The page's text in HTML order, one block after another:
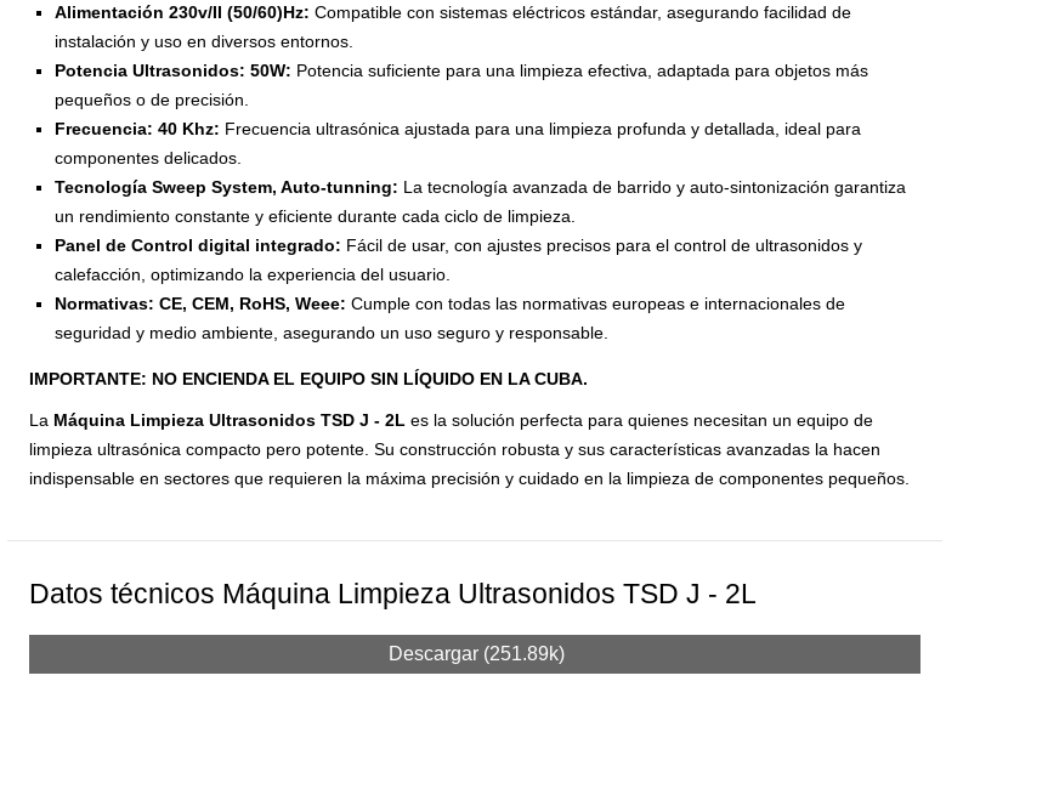
Alimentación 230v/II (50/60)Hz: Compatible con sistemas eléctricos estándar, asegurando facilidad de
instalación y uso en diversos entornos.
Potencia Ultrasonidos: 50W: Potencia suficiente para una limpieza efectiva, adaptada para objetos más
pequeños o de precisión.
Frecuencia: 40 Khz: Frecuencia ultrasónica ajustada para una limpieza profunda y detallada, ideal para
componentes delicados.
Tecnología Sweep System, Auto-tunning: La tecnología avanzada de barrido y auto-sintonización garantiza
un rendimiento constante y eficiente durante cada ciclo de limpieza.
Panel de Control digital integrado: Fácil de usar, con ajustes precisos para el control de ultrasonidos y
calefacción, optimizando la experiencia del usuario.
Normativas: CE, CEM, RoHS, Weee: Cumple con todas las normativas europeas e internacionales de
seguridad y medio ambiente, asegurando un uso seguro y responsable.
IMPORTANTE: NO ENCIENDA EL EQUIPO SIN LÍQUIDO EN LA CUBA.
La Máquina Limpieza Ultrasonidos TSD J - 2L es la solución perfecta para quienes necesitan un equipo de
limpieza ultrasónica compacto pero potente. Su construcción robusta y sus características avanzadas la hacen
indispensable en sectores que requieren la máxima precisión y cuidado en la limpieza de componentes pequeños.
Datos técnicos Máquina Limpieza Ultrasonidos TSD J - 2L
Descargar (251.89k)